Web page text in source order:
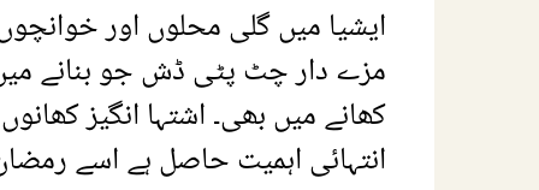
ایشیا میں گلی محلوں اور
مزے دار چٹ پٹی ڈش جو بنانے
کھانے میں بھی۔ اشتہا انگیز
انتہائی اہمیت حاصل ہے اسے